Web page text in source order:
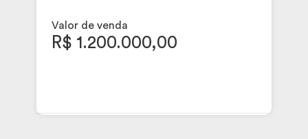
Valor de venda
R$ 1.200.000,00